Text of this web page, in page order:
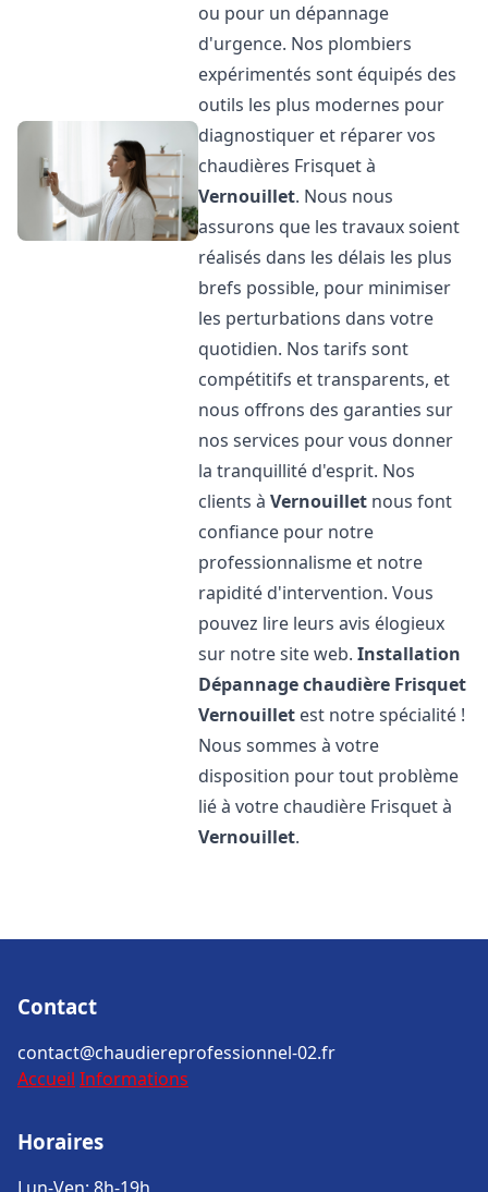
ou pour un dépannage
d'urgence. Nos plombiers
expérimentés sont équipés des
outils les plus modernes pour
diagnostiquer et réparer vos
chaudières Frisquet à
Vernouillet. Nous nous
assurons que les travaux soient
réalisés dans les délais les plus
brefs possible, pour minimiser
les perturbations dans votre
quotidien. Nos tarifs sont
compétitifs et transparents, et
nous offrons des garanties sur
nos services pour vous donner
la tranquillité d'esprit. Nos
clients àVernouillet nous font
confiance pour notre
professionnalisme et notre
rapidité d'intervention. Vous
pouvez lire leurs avis élogieux
sur notre site web.Installation
Dépannage chaudière Frisquet
Vernouillet est notre spécialité !
Nous sommes à votre
disposition pour tout problème
lié à votre chaudière Frisquet à
Vernouillet.
Contact
contact@chaudiereprofessionnel-02.fr
Accueil Informations
Horaires